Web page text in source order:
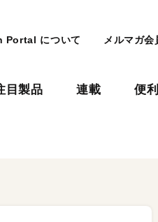
Portal について メルマガ会
目製品 連載 便